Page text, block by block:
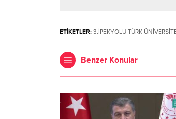
ETİKETLER: 3.İPEKYOLU TÜRK
Benzer Konular